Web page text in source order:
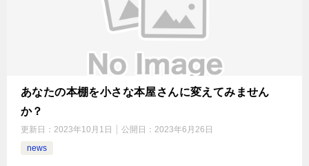
あなたの本棚を小さな本屋さんに変えてみません
か？
更新日： 2023年10月1日 公開日： 2023年6月26日
news